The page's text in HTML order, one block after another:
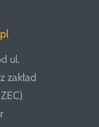
ul.
zakład